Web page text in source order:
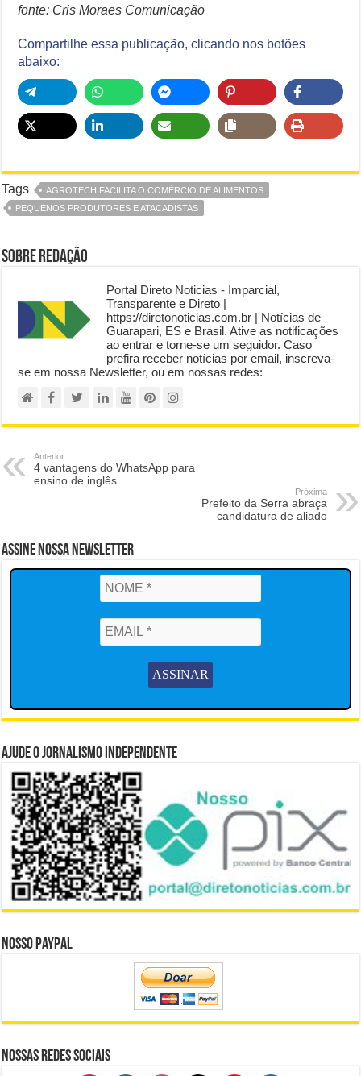
fonte: Cris Moraes Comunicação
Compartilhe essa publicação, clicando nos botões
abaixo:
Tags
AGROTECH FACILITA O COMÉRCIO DE ALIMENTOS
PEQUENOS PRODUTORES E ATACADISTAS
Sobre Redação
Portal Direto Noticias - Imparcial,
Transparente e Direto |
https://diretonoticias.com.br | Notícias de
Guarapari, ES e Brasil. Ative as notificações
ao entrar e torne-se um seguidor. Caso
prefira receber notícias por email, inscreva-
se em nossa Newsletter, ou em nossas redes:
Anterior
4 vantagens do WhatsApp para
ensino de inglês
Próxima
Prefeito da Serra abraça
candidatura de aliado
Assine Nossa Newsletter
Ajude o Jornalismo Independente
Nosso Paypal
Nossas Redes Sociais